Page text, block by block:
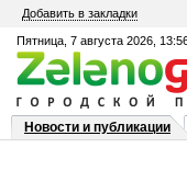
Добавить в закладки
Пятница, 7 августа 2026,
Новости и публикации